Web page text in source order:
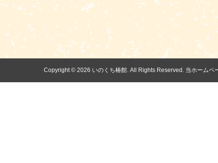
Copyright ©2026 いのくち椿館. All Rights Reserved. 当ホーム